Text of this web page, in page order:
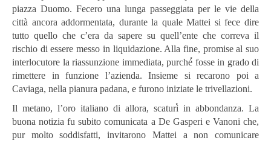
piazza Duomo. Fecero una lunga passeggiata per le vie della
città ancora addormentata, durante la quale Mattei si fece dire
tutto quello che c’era da sapere su quell’ente che correva il
rischio di essere messo in liquidazione. Alla fine, promise al suo
interlocutore la riassunzione immediata, purché́ fosse in grado di
rimettere in funzione l’azienda. Insieme si recarono poi a
Caviaga, nella pianura padana, e furono iniziate le trivellazioni.
Il metano, l’oro italiano di allora, scaturì̀ in abbondanza. La
buona notizia fu subito comunicata a De Gasperi e Vanoni che,
pur molto soddisfatti, invitarono Mattei a non comunicare